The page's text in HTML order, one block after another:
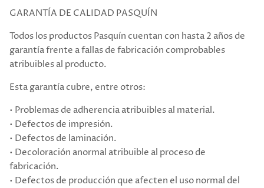
GARANTÍA DE CALIDAD PASQUÍN
Todos los productos Pasquín cuentan con hasta 2 años de
garantía frente a fallas de fabricación comprobables
atribuibles al producto.
Esta garantía cubre, entre otros:
• Problemas de adherencia atribuibles al material.
• Defectos de impresión.
• Defectos de laminación.
• Decoloración anormal atribuible al proceso de
fabricación.
• Defectos de producción que afecten el uso normal del